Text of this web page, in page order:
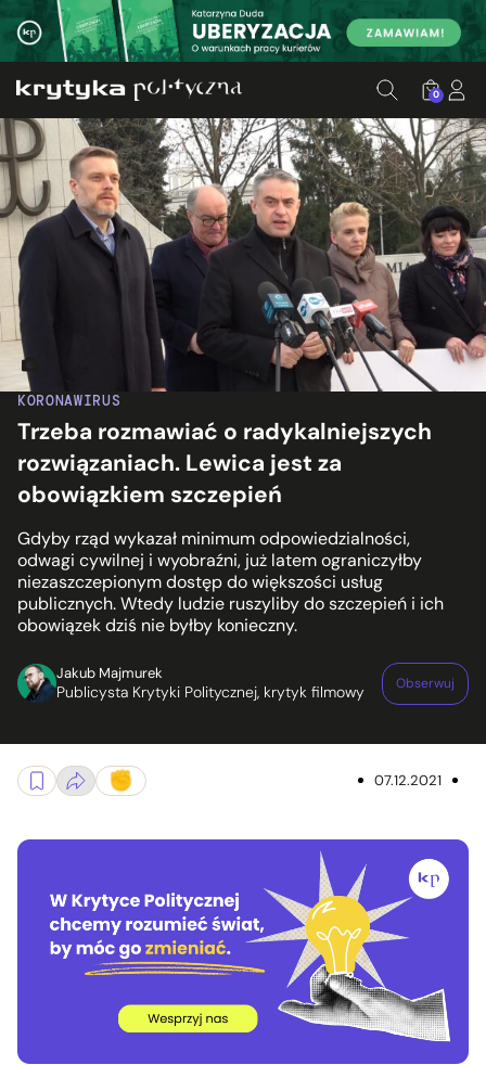
0
KORONAWIRUS
Trzeba rozmawiać o radykalniejszych
rozwiązaniach. Lewica jest za
obowiązkiem szczepień
Gdyby rząd wykazał minimum odpowiedzialności,
odwagi cywilnej i wyobraźni, już latem ograniczyłby
niezaszczepionym dostęp do większości usług
publicznych. Wtedy ludzie ruszyliby do szczepień i ich
obowiązek dziś nie byłby konieczny.
Jakub Majmurek
Publicysta Krytyki Politycznej, krytyk filmowy Obserwuj
Konferencja Lewicy w sprawie wprowadzenia obowiązku
07.12.2021